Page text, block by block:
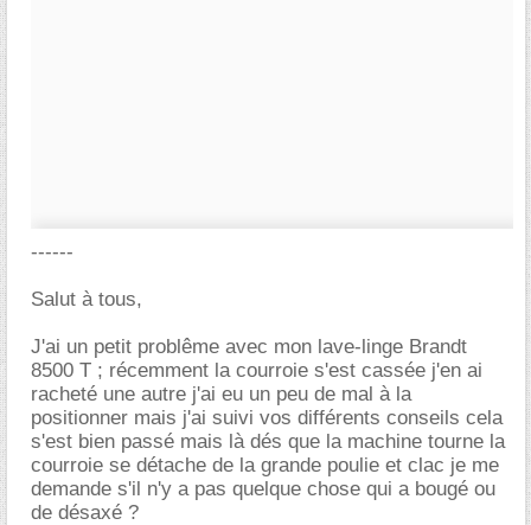
------
Salut à tous,
J'ai un petit problême avec mon lave-linge Brandt
8500 T ; récemment la courroie s'est cassée j'en ai
racheté une autre j'ai eu un peu de mal à la
positionner mais j'ai suivi vos différents conseils cela
s'est bien passé mais là dés que la machine tourne la
courroie se détache de la grande poulie et clac je me
demande s'il n'y a pas quelque chose qui a bougé ou
de désaxé ?